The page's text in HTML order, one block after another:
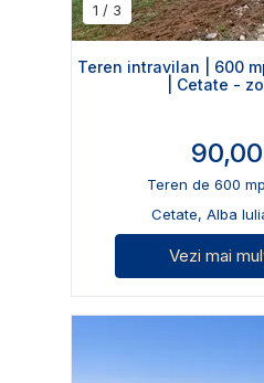
1 / 3
Teren intravilan | 600
| Cetate -
Teren de 600
Cetate, Alba
Vezi mai